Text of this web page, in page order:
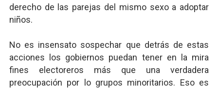
derecho de las parejas del mismo sexo a adoptar
niños.
No es insensato sospechar que detrás de estas
acciones los gobiernos puedan tener en la mira
fines electoreros más que una verdadera
preocupación por lo grupos minoritarios. Eso es